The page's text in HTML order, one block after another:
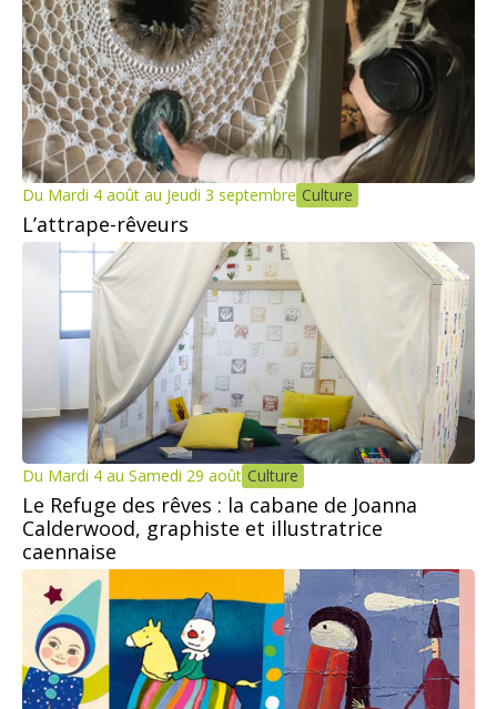
Du Mardi 4 août au Jeudi 3 septembre Culture
L’attrape-rêveurs
Du Mardi 4 au Samedi 29 août Culture
Le Refuge des rêves : la cabane de Joanna
Calderwood, graphiste et illustratrice
caennaise